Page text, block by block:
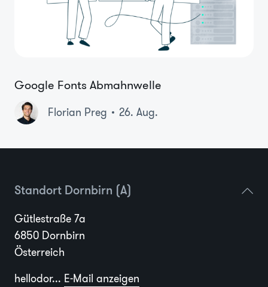
Google Fonts Abmahnwelle
Florian Preg 26. Aug.
Standort Dornbirn (A)
Gütlestraße 7a
6850 Dornbirn
Österreich
hellodor... E-Mail anzeigen